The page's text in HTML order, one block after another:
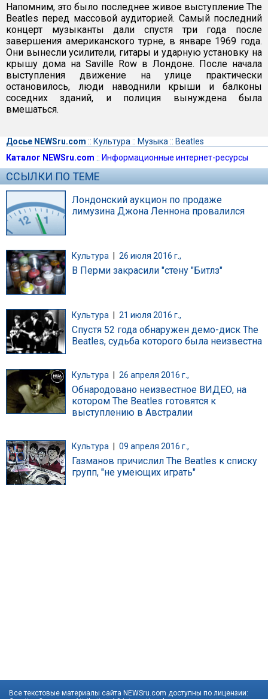
Напомним, это было последнее живое выступление The
Beatles перед массовой аудиторией. Самый последний
концерт музыканты дали спустя три года после
завершения американского турне, в январе 1969 года.
Они вынесли усилители, гитары и ударную установку на
крышу дома на Saville Row в Лондоне. После начала
выступления движение на улице практически
остановилось, люди наводнили крыши и балконы
соседних зданий, и полиция вынуждена была
вмешаться.
Досье NEWSru.com :: Культура :: Музыка :: Beatles
Каталог NEWSru.com :: Информационные интернет-ресурсы
ССЫЛКИ ПО ТЕМЕ
Лондонский аукцион по продаже
лимузина Джона Леннона провалился
Культура | 26 июля 2016 г.,
В Перми закрасили "стену "Битлз"
Культура | 21 июля 2016 г.,
Спустя 52 года обнаружен демо-диск The
Beatles, судьба которого была неизвестна
Культура 26 апреля 2016 г.,
Обнародовано неизвестное ВИДЕО, на
котором The Beatles готовятся к
выступлению в Австралии
Культура 09 апреля 2016 г.,
Газманов причислил The Beatles к списку
групп, "не умеющих играть"
Все текстовые материалы сайта NEWSru.com доступны по лицензии: